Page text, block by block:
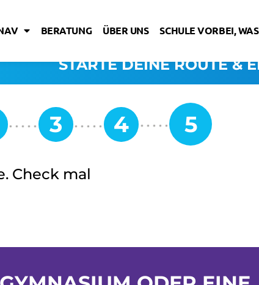
BERATUNG ÜBER UNS SCHULE VORBEI,
STARTE DEINE ROUTE &
Check mal